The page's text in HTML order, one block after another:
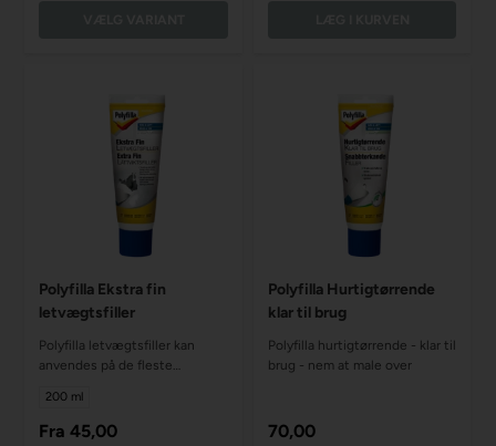
Polyfilla Ekstra fin
letvægtsfiller
Polyfilla letvægtsfiller kan
anvendes på de fleste
over
200 ml
Fra45,00
Polyfilla Hurtigtørrende
klar til brug
Polyfilla hurtigtørrende - klar til
brug - nem at male over
70,00